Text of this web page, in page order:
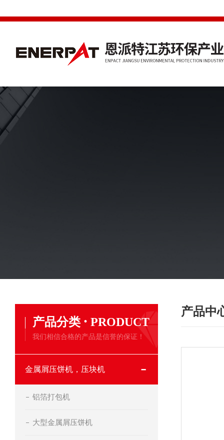
产品分类 · PRODUCT
我们相信合格的产品是信誉的保证！
金属屑压饼机，压块机
铝箔打包机
大型金属屑压饼机
产品中